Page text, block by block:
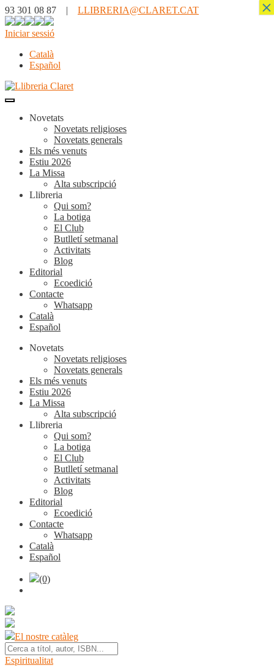
93 301 08 87 | LLIBRERIA@CLARET.CAT
Iniciar sessió
Català
Español
Novetats
Novetats religioses
Novetats generals
Els més venuts
Estiu 2026
La Missa
Alta subscripció
Llibreria
Qui som?
La botiga
El Club
Butlletí setmanal
Activitats
Blog
Editorial
Ecoedició
Contacte
Whatsapp
Català
Español
Novetats
Novetats religioses
Novetats generals
Els més venuts
Estiu 2026
La Missa
Alta subscripció
Llibreria
Qui som?
La botiga
El Club
Butlletí setmanal
Activitats
Blog
Editorial
Ecoedició
Contacte
Whatsapp
Català
Español
(0)
El nostre catàleg
Espiritualitat
×